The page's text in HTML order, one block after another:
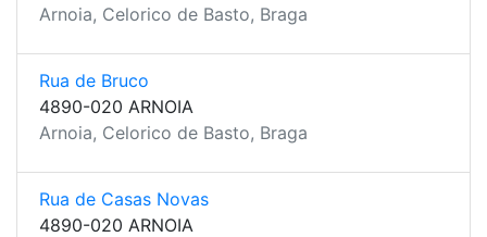
Arnoia, Celorico de Basto, Braga
Rua de Bruco
4890-020 ARNOIA
Arnoia, Celorico de Basto, Braga
Rua de Casas Novas
4890-020 ARNOIA